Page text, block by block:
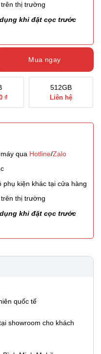
thị trường
khi đặt cọc trước
Mua ngay
₫
512GB
Liên hệ
qua Hotline/Zalo
phụ kiện khác tại cửa hàng
thị trường
khi đặt cọc trước
quốc tế
showroom cho khách